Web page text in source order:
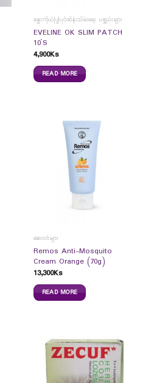
ခန္ဓာကိုယ်ပြုပြင်ထိန်းသိမ်းရေး ပစ္စည်းများ
EVELINE OK SLIM PATCH
10`S
4,900Ks
READ MORE
ဆေးဝါးများ
Remos Anti-Mosquito
Cream Orange (70g)
13,300Ks
READ MORE